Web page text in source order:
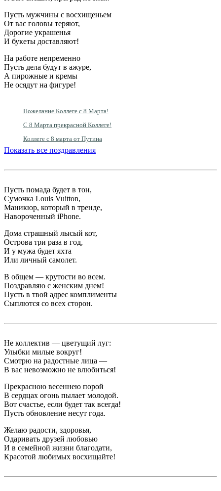
Пусть мужчины с восхищеньем
От вас головы теряют,
Дорогие украшенья
И букеты доставляют!
На работе непременно
Пусть дела будут в ажуре,
А пирожные и кремы
Не осядут на фигуре!
Пожелание Коллеге с 8 Марта!
С 8 Марта прекрасной Коллеге!
Коллеге с 8 марта от Путина
Показать все поздравления
Пусть помада будет в тон,
Сумочка Louis Vuitton,
Маникюр, который в тренде,
Навороченный iPhone.
Дома страшный лысый кот,
Острова три раза в год,
И у мужа будет яхта
Или личный самолет.
В общем — крутости во всем.
Поздравляю с женским днем!
Пусть в твой адрес комплименты
Сыплются со всех сторон.
Не коллектив — цветущий луг:
Улыбки милые вокруг!
Смотрю на радостные лица —
В вас невозможно не влюбиться!
Прекрасною весеннею порой
В сердцах огонь пылает молодой.
Вот счастье, если будет так всегда!
Пусть обновление несут года.
Желаю радости, здоровья,
Одаривать друзей любовью
И в семейной жизни благодати,
Красотой любимых восхищайте!